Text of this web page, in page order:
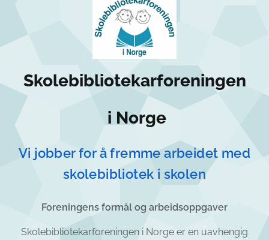
Skolebibliotekarforeningen
i Norge
Vi jobber for å fremme arbeidet med
skolebibliotek i skolen
Foreningens formål og arbeidsoppgaver
Skolebibliotekarforeningen i Norge er en uavhengig